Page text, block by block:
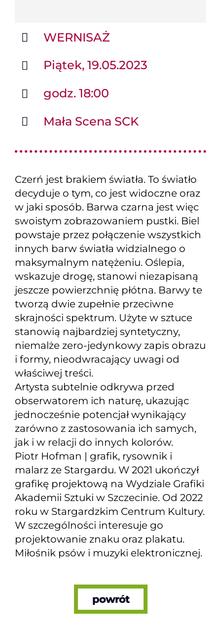
WERNISAŻ
Piątek, 19.05.2023
godz. 18:00
Mała Scena SCK
Czerń jest brakiem światła. To światło
decyduje o tym, co jest widoczne oraz
w jaki sposób. Barwa czarna jest więc
swoistym zobrazowaniem pustki. Biel
powstaje przez połączenie wszystkich
innych barw światła widzialnego o
maksymalnym natężeniu. Oślepia,
wskazuje drogę, stanowi niezapisaną
jeszcze powierzchnię płótna. Barwy te
tworzą dwie zupełnie przeciwne
skrajności spektrum. Użyte w sztuce
stanowią najbardziej syntetyczny,
niemalże zero-jedynkowy zapis obrazu
i formy, nieodwracający uwagi od
właściwej treści.
Artysta subtelnie odkrywa przed
obserwatorem ich naturę, ukazując
jednocześnie potencjał wynikający
zarówno z zastosowania ich samych,
jak i w relacji do innych kolorów.
Piotr Hofman | grafik, rysownik i
malarz ze Stargardu. W 2021 ukończył
grafikę projektową na Wydziale Grafiki
Akademii Sztuki w Szczecinie. Od 2022
roku w Stargardzkim Centrum Kultury.
W szczególności interesuje go
projektowanie znaku oraz plakatu.
Miłośnik psów i muzyki elektronicznej.
powrót